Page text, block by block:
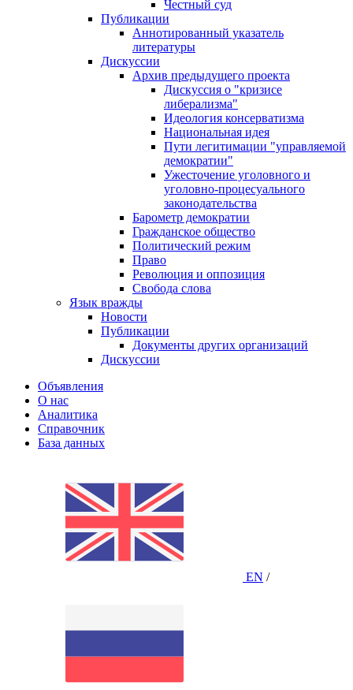
Честный суд
Публикации
Аннотированный указатель
литературы
Дискуссии
Архив предыдущего проекта
Дискуссия о "кризисе
либерализма"
Идеология консерватизма
Национальная идея
Пути легитимации "управляемой
демократии"
Ужесточение уголовного и
уголовно-процесуального
законодательства
Барометр демократии
Гражданское общество
Политический режим
Право
Революция и оппозиция
Свобода слова
Язык вражды
Новости
Публикации
Документы других организаций
Дискуссии
Объявления
О нас
Аналитика
Справочник
База данных
EN /